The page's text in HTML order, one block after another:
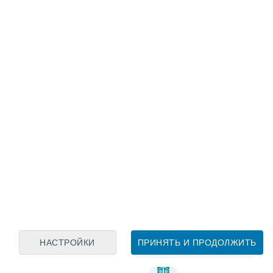
ПРИНЯТЬ И ПРОДОЛЖИТЬ
НАСТРОЙКИ
информация о курорте Bad Gastein -